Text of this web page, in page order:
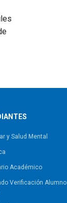
y Salud Mental
Académico
Verificación Alumno